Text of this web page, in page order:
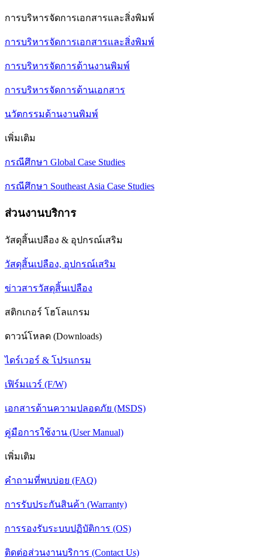
การบริหารจัดการเอกสารและสิ่งพิมพ์
การบริหารจัดการเอกสารและสิ่งพิมพ์
การบริหารจัดการด้านงานพิมพ์
การบริหารจัดการด้านเอกสาร
นวัตกรรมด้านงานพิมพ์
เพิ่มเติม
กรณีศึกษา Global Case Studies
กรณีศึกษา Southeast Asia Case Studies
ส่วนงานบริการ
วัสดุสิ้นเปลือง & อุปกรณ์เสริม
วัสดุสิ้นเปลือง, อุปกรณ์เสริม
ข่าวสารวัสดุสิ้นเปลือง
สติกเกอร์ โฮโลแกรม
ดาวน์โหลด (Downloads)
ไดร์เวอร์ & โปรแกรม
เฟิร์มแวร์ (F/W)
เอกสารด้านความปลอดภัย (MSDS)
คู่มือการใช้งาน (User Manual)
เพิ่มเติม
คำถามที่พบบ่อย (FAQ)
การรับประกันสินค้า (Warranty)
การรองรับระบบปฏิบัติการ (OS)
ติดต่อส่วนงานบริการ (Contact Us)